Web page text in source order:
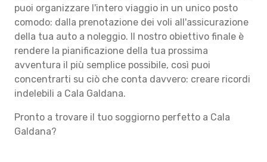
puoi organizzare l'intero viaggio in un unico posto
comodo: dalla prenotazione dei voli all'assicurazione
della tua auto a noleggio. Il nostro obiettivo finale è
rendere la pianificazione della tua prossima
avventura il più semplice possibile, così puoi
concentrarti su ciò che conta davvero: creare ricordi
indelebili a Cala Galdana.
Pronto a trovare il tuo soggiorno perfetto a Cala
Galdana?